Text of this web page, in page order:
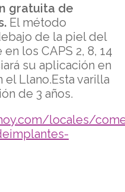
gratuita de
El método
de la piel del
los CAPS 2, 8, 14
su aplicación en
Llano.Esta varilla
de 3 años.
locales/